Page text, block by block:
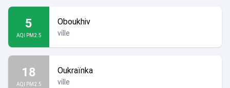
5
AQI PM2.5
Oboukhiv
ville
18
AQI PM2.5
Oukraïnka
ville